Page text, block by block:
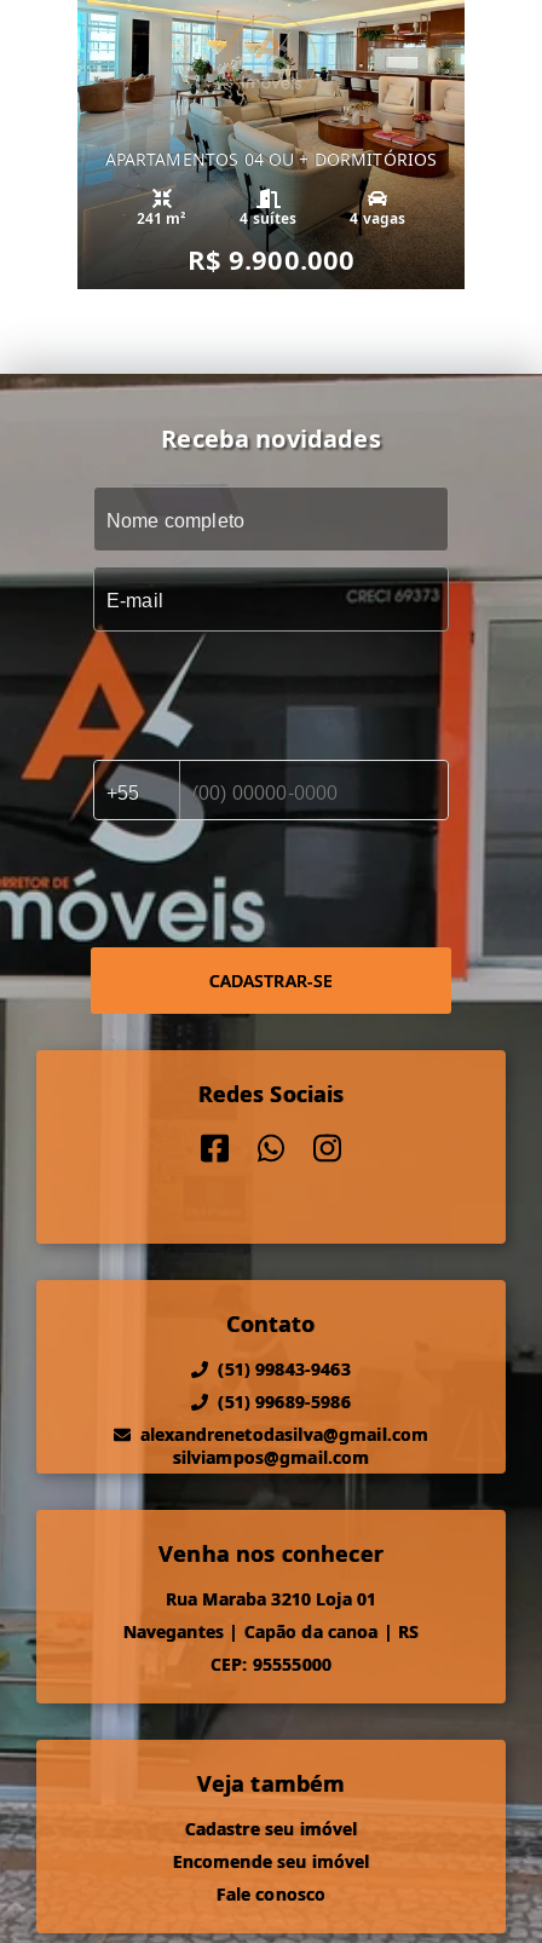
APARTAMENTOS 04 OU + DORMITÓRIOS
241 m² 4 suítes 4 vagas
R$ 9.900.000
Receba novidades
CADASTRAR-SE
Redes Sociais
Contato
(51) 99843-9463
(51) 99689-5986
alexandrenetodasilva@gmail.com
silviampos@gmail.com
Venha nos conhecer
Rua Maraba 3210 Loja 01
Navegantes | Capão da canoa | RS
CEP: 95555000
Veja também
Cadastre seu imóvel
Encomende seu imóvel
Fale conosco